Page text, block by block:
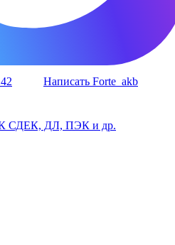
Написать Forte_akb
СДЕК, ДЛ, ПЭК и др.